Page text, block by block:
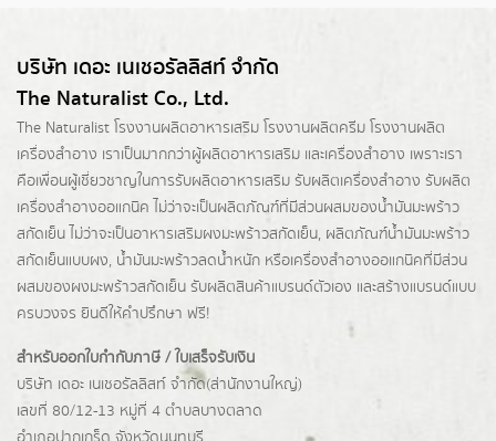
บริษัท เดอะ เนเชอรัลลิสท์ จำกัด
The Naturalist Co., Ltd.
The Naturalist โรงงานผลิตอาหารเสริม โรงงานผลิตครีม โรงงานผลิต
เครื่องสำอาง เราเป็นมากกว่าผู้ผลิตอาหารเสริม และเครื่องสำอาง เพราะเรา
คือเพื่อนผู้เชี่ยวชาญในการรับผลิตอาหารเสริม รับผลิตเครื่องสำอาง รับผลิต
เครื่องสำอางออแกนิค ไม่ว่าจะเป็นผลิตภัณฑ์ที่มีส่วนผสมของน้ำมันมะพร้าว
สกัดเย็น ไม่ว่าจะเป็นอาหารเสริมผงมะพร้าวสกัดเย็น, ผลิตภัณฑ์น้ำมันมะพร้าว
สกัดเย็นแบบผง, น้ำมันมะพร้าวลดน้ำหนัก หรือเครื่องสำอางออแกนิคที่มีส่วน
ผสมของผงมะพร้าวสกัดเย็น รับผลิตสินค้าแบรนด์ตัวเอง และสร้างแบรนด์แบบ
ครบวงจร ยินดีให้คำปรึกษา ฟรี!
สำหรับออกใบกำกับภาษี / ใบเสร็จรับเงิน
บริษัท เดอะ เนเชอรัลลิสท์ จำกัด(ส่านักงานใหญ่)
เลขที่ 80/12-13 หมู่ที่ 4 ตำบลบางตลาด